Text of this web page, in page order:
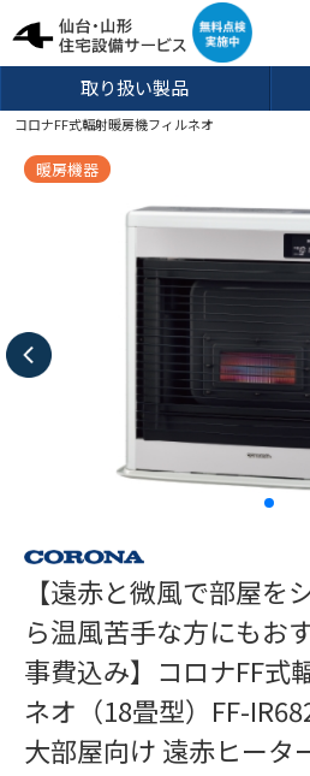
取り扱い製品
コロナFF式輻射暖房機フィルネオ
暖房機器
【遠赤と微風で部屋を
ら温風苦手な方にもお
事費込み】コロナFF式
ネオ（18畳型）FF-
大部屋向け 遠赤ヒータ